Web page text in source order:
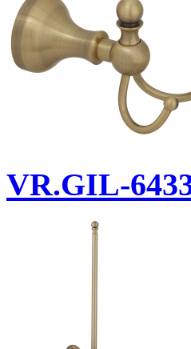
VR.GIL-